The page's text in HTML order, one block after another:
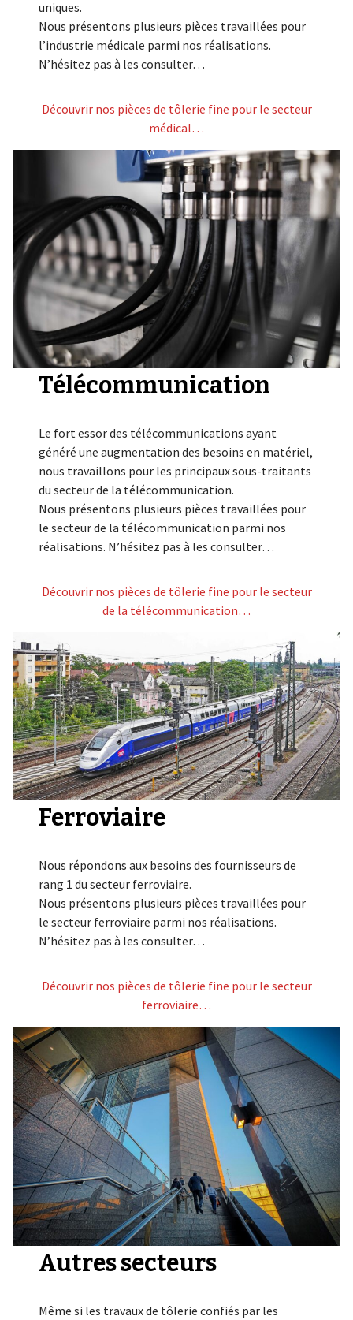
uniques.
Nous présentons plusieurs pièces travaillées pour
l’industrie médicale parmi nos réalisations.
N’hésitez pas à les consulter…
Découvrir nos pièces de tôlerie fine pour le secteur
médical…
Télécommunication
Le fort essor des télécommunications ayant
généré une augmentation des besoins en matériel,
nous travaillons pour les principaux sous-traitants
du secteur de la télécommunication.
Nous présentons plusieurs pièces travaillées pour
le secteur de la télécommunication parmi nos
réalisations. N’hésitez pas à les consulter…
Découvrir nos pièces de tôlerie fine pour le secteur
de la télécommunication…
Ferroviaire
Nous répondons aux besoins des fournisseurs de
rang 1 du secteur ferroviaire.
Nous présentons plusieurs pièces travaillées pour
le secteur ferroviaire parmi nos réalisations.
N’hésitez pas à les consulter…
Découvrir nos pièces de tôlerie fine pour le secteur
ferroviaire…
Autres secteurs
Même si les travaux de tôlerie confiés par les